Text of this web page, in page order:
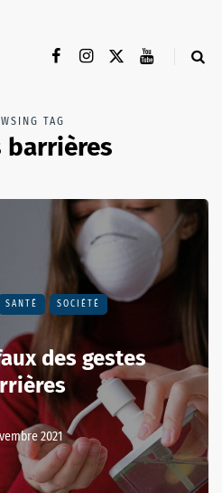
TAG
barrières
SANTÉ SOCIÉTÉ
des gestes
2021